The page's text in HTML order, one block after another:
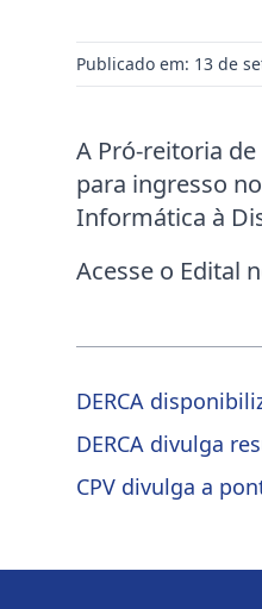
Publicado em: 13 de
A Pró-reitoria
para ingresso
Informática à
Acesse o Edital
DERCA
DERCA divulga
CPV divulga a